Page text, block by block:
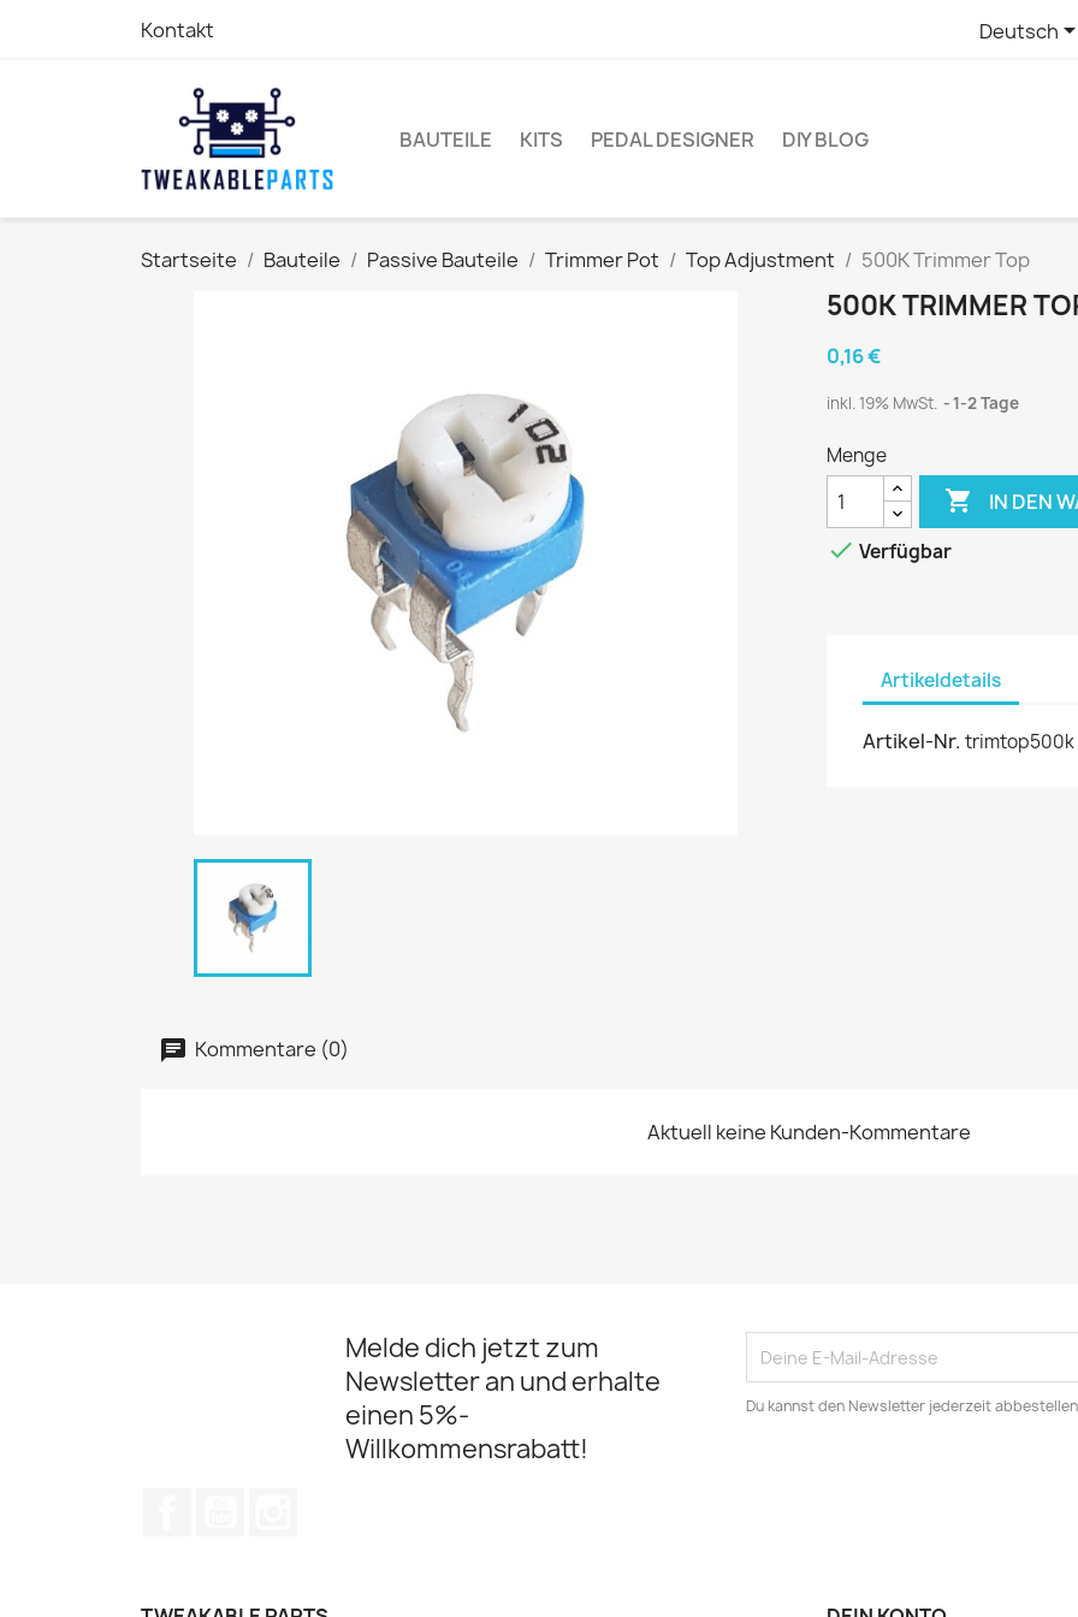
Kontakt Deutsch
BAUTEILE KITS PEDAL DESIGNER DIY BLOG
Startseite Bauteile Passive Bauteile Trimmer Pot Top Adjustment 500K Trimmer Top
500K TRIMMER
0,16 €
inkl. 19% MwSt. 1-2 Tage
Menge
 IN DEN
 Verfügbar
Artikeldetails
Artikel-Nr. trimtop500k
Kommentare (0)
Aktuell keine Kunden-Kommentare
Melde dich jetzt zum
Newsletter an und erhalte
einen 5%-
Willkommensrabatt!
Du kannst den Newsletter jederzeit